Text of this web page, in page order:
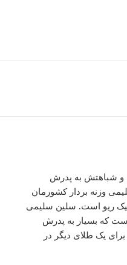
و شباهتش به پدرش
وزنه بردار کشورمان
ریو است. سلین سلیمی
است که بسیار به پدرش
یک طلای دیگر در